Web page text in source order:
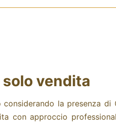
vendita
la presenza di
con approccio